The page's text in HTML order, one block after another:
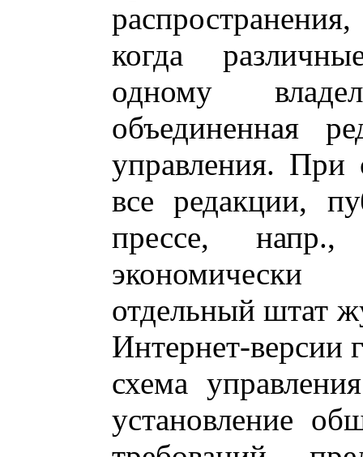
когда
одному
объединенная
управления.
все редакции,
прессе,
экономически
отдельный штат
Интернет-версии
схема
установление